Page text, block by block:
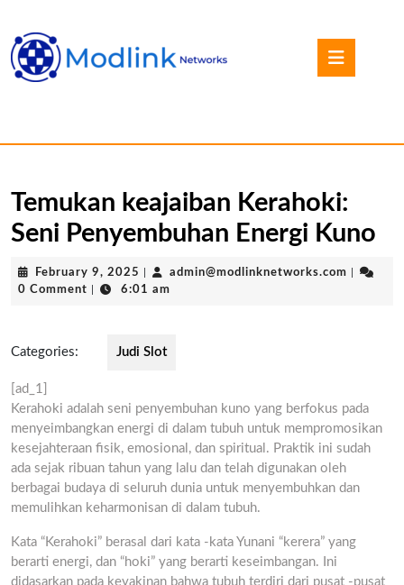
content
Temukan keajaiban Kerahoki:
Seni Penyembuhan Energi Kuno
February 9, 2025 February
9,
admin@modlinknetworks.com
0 Comment 6:01 am
Categories: Judi Slot
[ad_1]
Kerahoki adalah seni penyembuhan kuno yang berfokus pada
menyeimbangkan energi di dalam tubuh untuk mempromosikan
kesejahteraan fisik, emosional, dan spiritual. Praktik ini sudah
ada sejak ribuan tahun yang lalu dan telah digunakan oleh
berbagai budaya di seluruh dunia untuk menyembuhkan dan
memulihkan keharmonisan di dalam tubuh.
Kata “Kerahoki” berasal dari kata -kata Yunani “kerera” yang
berarti energi, dan “hoki” yang berarti keseimbangan. Ini
didasarkan pada keyakinan bahwa tubuh terdiri dari pusat -pusat